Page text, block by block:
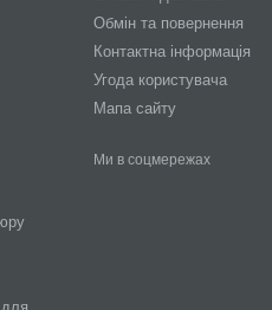
Обмін та повернення
Контактна інформація
Угода користувача
Мапа сайту
Ми в соцмережах